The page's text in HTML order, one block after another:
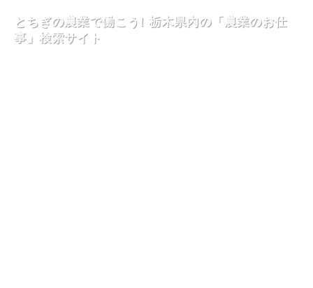
とちぎの農業で働こう! 栃木県内の「農業のお仕
事」検索サイト